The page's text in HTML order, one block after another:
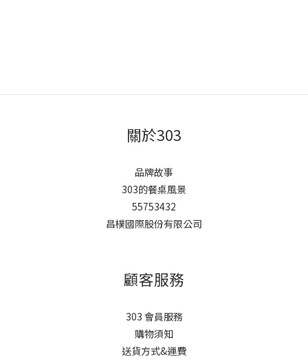
關於303
品牌故事
303的餐桌風景
55753432
昌樸國際股份有限公司
顧客服務
303 會員服務
購物須知
送貨方式&運費